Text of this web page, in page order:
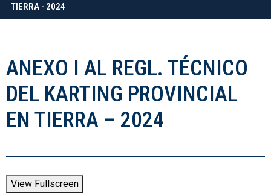
TIERRA - 2024
ANEXO I AL REGL. TÉCNICO
DEL KARTING PROVINCIAL
EN TIERRA – 2024
View Fullscreen